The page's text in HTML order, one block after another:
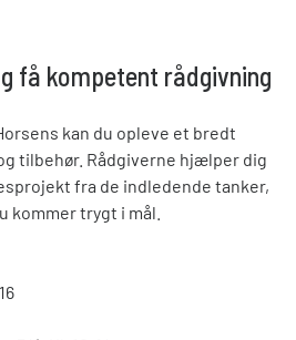
få kompetent rådgivning
kan du opleve et bredt
tilbehør. Rådgiverne hjælper dig
fra de indledende tanker,
kommer trygt i mål.